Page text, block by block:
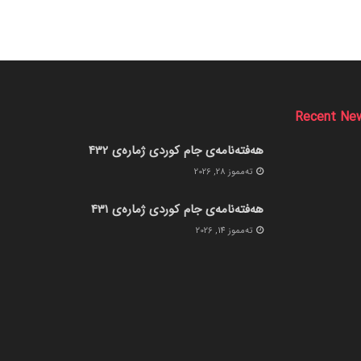
Recent
هەفتەنامەی جام کوردی ژمارەی 432
ته‌مموز 28, 2026
هەفتەنامەی جام کوردی ژمارەی 431
ته‌مموز 14, 2026